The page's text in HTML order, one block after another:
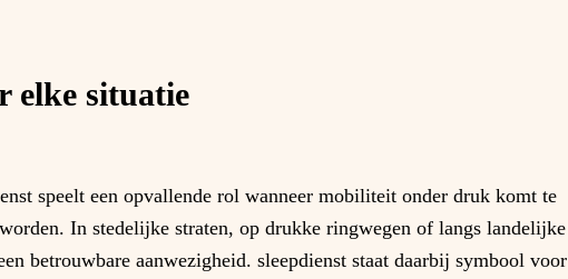
elke situatie
speelt een opvallende rol wanneer mobiliteit onder druk komt te
In stedelijke straten, op drukke ringwegen of langs landelijke
betrouwbare aanwezigheid. sleepdienst staat daarbij symbool voor